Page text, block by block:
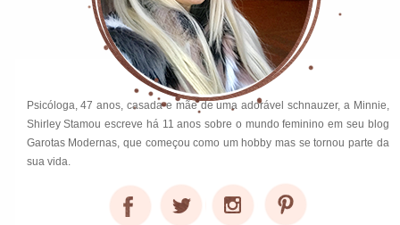
Psicóloga, 47 anos, casada e mãe de uma adorável schnauzer, a Minnie,
Shirley Stamou escreve há 11 anos sobre o mundo feminino em seu blog
Garotas Modernas, que começou como um hobby mas se tornou parte da
sua vida.